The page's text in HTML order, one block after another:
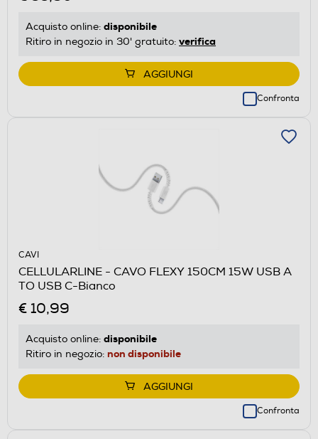
Acquisto online: disponibile
Ritiro in negozio in 30' gratuito: verifica
AGGIUNGI
Confronta
CAVI
CELLULARLINE - CAVO FLEXY 150CM 15W USB A
TO USB C-Bianco
€ 10,99
Acquisto online: disponibile
Ritiro in negozio: non disponibile
AGGIUNGI
Confronta